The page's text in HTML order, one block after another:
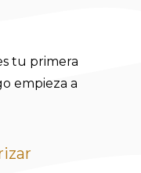
tu primera
empieza a